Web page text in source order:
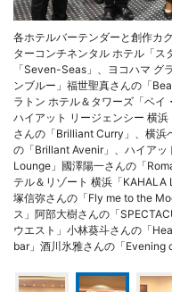
各ホテルバーテンダーと創作カ
ターコンチネンタル ホテル「
「Seven-Seas」、ヨコハマ グ
ンブルー」福世聖真さんの「
ラトン ホテル＆タワーズ「ベイ
ハイアット リージェンシー 横
さんの「Brilliant Curry」、横浜
の「Brillant Avenir」、ハイアッ
Lounge」國澤陽一さんの「
テル＆リゾート 横浜「
塚信弥さんの「Fly me to the
ス」阿部大樹さんの「
ウエスト」小林葵斗さんの「
bar」酒川氷雅さんの「Evening